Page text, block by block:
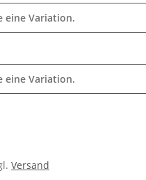
eine Variation.
eine Variation.
Versand